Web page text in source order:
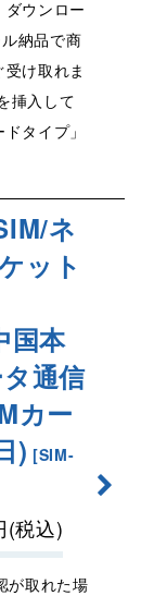
ダウンロー
納品で商
け取れま
挿入して
タイプ」
ネ
ット
国本
通信
カー
) [SIM-
(税込)
が取れた場